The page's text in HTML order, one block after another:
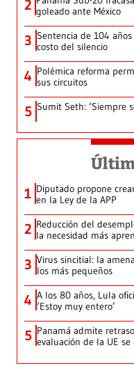
2 goleado ante México
3 Sentencia de 104
costo del silencio
4 Polémica reforma
sus circuitos
5 Sumit Seth: ‘Siempre
1 Diputado propone
en la Ley de la APP
2 Reducción del
la necesidad más
3 Virus sincitial: la
los más pequeños
4 A los 80 años, Lula
‘Estoy muy entero’
5 Panamá admite
evaluación de la UE